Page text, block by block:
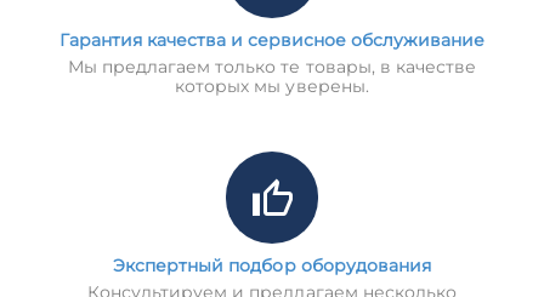
Гарантия качества и сервисное обслуживание
Мы предлагаем только те товары, в качестве
которых мы уверены.
Экспертный подбор оборудования
Консультируем и предлагаем несколько